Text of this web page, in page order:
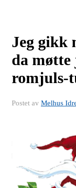
Jeg gikk
da møtte
romjuls-
Postet av Melhus